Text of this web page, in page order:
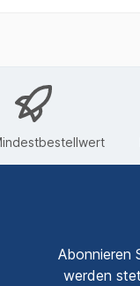
Abonnieren
werden